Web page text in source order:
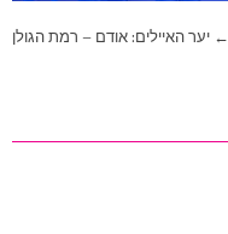
← יער האיילים: אודם – רמת הגולן